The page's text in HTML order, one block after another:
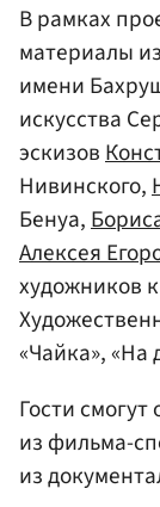
В рамках
материалы
имени
искусства
эскизов
Нивинского,
Бенуа,
Алексея
художников
«Чайка», «На
Гости
из фильма-
из